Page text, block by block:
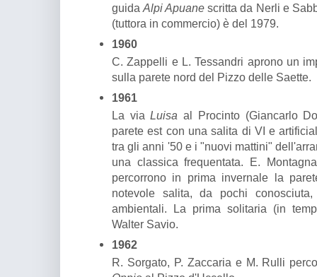
guidaAlpi Apuane scritta da Nerli e
(tuttora in commercio) è del 1979.
1960
C. Zappelli e L. Tessandri aprono un
sulla parete nord del Pizzo delle Saette.
1961
La viaLuisa al Procinto (Giancarlo
parete est con una salita di VI e
tra gli anni '50 e i "nuovi mattini"
una classica frequentata. E.
percorrono in prima invernale la
notevole salita, da pochi
ambientali. La prima solitaria (in
Walter Savio.
1962
R. Sorgato, P. Zaccaria e M. Rulli